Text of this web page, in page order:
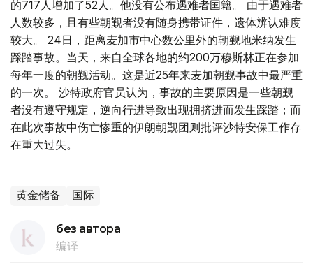
的717人增加了52人。他没有公布遇难者国籍。 由于遇难者
人数较多，且有些朝觐者没有随身携带证件，遗体辨认难度
较大。 24日，距离麦加市中心数公里外的朝觐地米纳发生
踩踏事故。当天，来自全球各地的约200万穆斯林正在参加
每年一度的朝觐活动。这是近25年来麦加朝觐事故中最严重
的一次。 沙特政府官员认为，事故的主要原因是一些朝觐
者没有遵守规定，逆向行进导致出现拥挤进而发生踩踏；而
在此次事故中伤亡惨重的伊朗朝觐团则批评沙特安保工作存
在重大过失。
黄金储备 国际
без автора
编译